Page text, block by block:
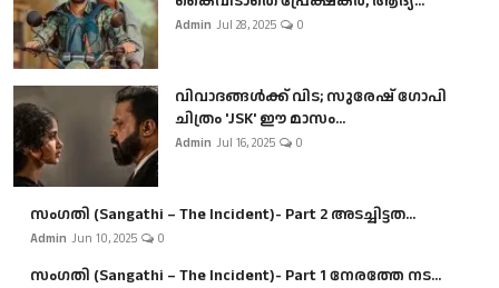
Admin Jul 28, 2025 0
വിവാദങ്ങൾക്ക് വിട; സുരേഷ് ഗോപി
ചിത്രം 'JSK' ഈ മാസം...
Admin Jul 16, 2025 0
സംഗതി (Sangathi – The Incident)- Part 2 അടച്ചിട്ടത...
Admin Jun 10, 2025 0
സംഗതി (Sangathi – The Incident)- Part 1 നേരത്തേ നട...